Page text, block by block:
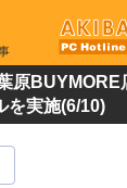
原
を実施(6/10)